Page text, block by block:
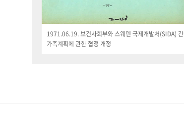
1971.06.19. 보건사회부와 스웨덴 국제개발처(SIDA) 간
가족계획에 관한 협정 개정